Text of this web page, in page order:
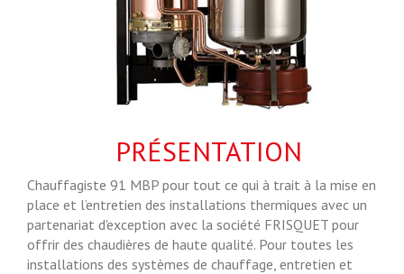
PRÉSENTATION
Chauffagiste 91 MBP pour tout ce qui à trait à la mise en
place et l’entretien des installations thermiques avec un
partenariat d'exception avec la société FRISQUET pour
offrir des chaudières de haute qualité. Pour toutes les
installations des systèmes de chauffage, entretien et